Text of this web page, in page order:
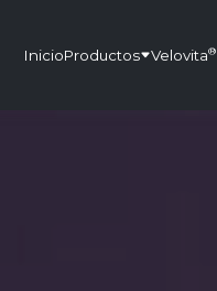
InicioProductos Velovita®